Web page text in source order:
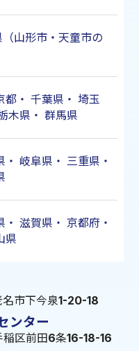
山形市・天童市の
都・ 千葉県 ・ 埼玉
木県 ・ 群馬県
・ 岐阜県 ・ 三重県 ・
・ 滋賀県 ・ 京都府 ・
県
市下今泉1-20-18
ンター
区前田6条16-18-16